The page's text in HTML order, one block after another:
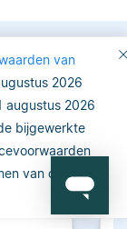
van
2026
augustus 2026
bijgewerkte
van ons
voor